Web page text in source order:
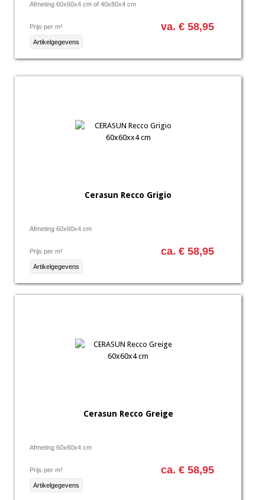
Afmeting 60x60x4 cm of 40x80x4 cm
Prijs per m² va. € 58,95
Artikelgegevens
Cerasun Recco Grigio
Afmeting 60x60x4 cm
Prijs per m² ca. € 58,95
Artikelgegevens
Cerasun Recco Greige
Afmeting 60x60x4 cm
Prijs per m² ca. € 58,95
Artikelgegevens